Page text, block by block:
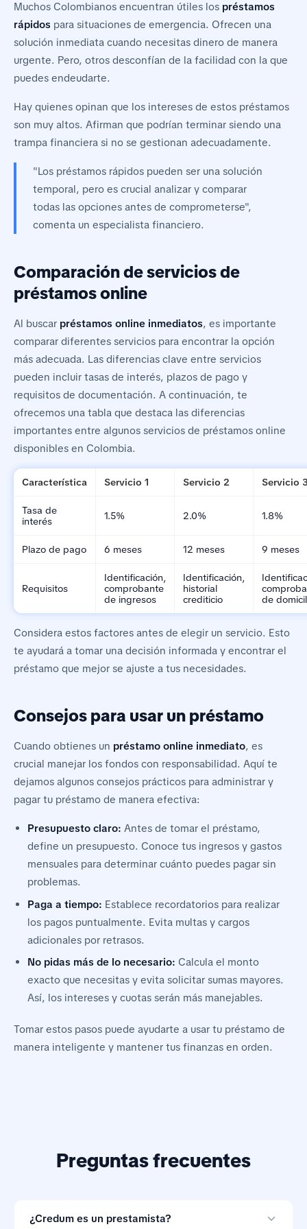
Muchos Colombianos encuentran útiles los préstamos
rápidos para situaciones de emergencia. Ofrecen una
solución inmediata cuando necesitas dinero de manera
urgente. Pero, otros desconfían de la facilidad con la que
puedes endeudarte.
Hay quienes opinan que los intereses de estos préstamos
son muy altos. Afirman que podrían terminar siendo una
trampa financiera si no se gestionan adecuadamente.
"Los préstamos rápidos pueden ser una solución
temporal, pero es crucial analizar y comparar
todas las opciones antes de comprometerse",
comenta un especialista financiero.
Comparación de servicios de
préstamos online
Al buscar préstamos online inmediatos, es importante
comparar diferentes servicios para encontrar la opción
más adecuada. Las diferencias clave entre servicios
pueden incluir tasas de interés, plazos de pago y
requisitos de documentación. A continuación, te
ofrecemos una tabla que destaca las diferencias
importantes entre algunos servicios de préstamos online
disponibles en Colombia.
Característica Servicio 1 Servicio 2 Servicio
Tasa de
interés
1.5% 2.0% 1.8%
Plazo de pago 6 meses 12 meses 9 meses
Requisitos
Identificación,
comprobante
de ingresos
Identificación,
historial
crediticio
de
Considera estos factores antes de elegir un servicio. Esto
te ayudará a tomar una decisión informada y encontrar el
préstamo que mejor se ajuste a tus necesidades.
Consejos para usar un préstamo
Cuando obtienes un préstamo online inmediato, es
crucial manejar los fondos con responsabilidad. Aquí te
dejamos algunos consejos prácticos para administrar y
pagar tu préstamo de manera efectiva:
Presupuesto claro: Antes de tomar el préstamo,
define un presupuesto. Conoce tus ingresos y gastos
mensuales para determinar cuánto puedes pagar sin
problemas.
Paga a tiempo: Establece recordatorios para realizar
los pagos puntualmente. Evita multas y cargos
adicionales por retrasos.
No pidas más de lo necesario: Calcula el monto
exacto que necesitas y evita solicitar sumas mayores.
Así, los intereses y cuotas serán más manejables.
Tomar estos pasos puede ayudarte a usar tu préstamo de
manera inteligente y mantener tus finanzas en orden.
Preguntas frecuentes
¿Credum es un prestamista?